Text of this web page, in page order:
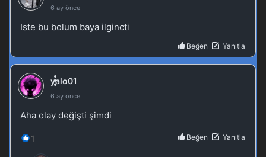
Tales of Herding Gods 43.Bölüm izle
Blm 42 - Ağustos 4, 2025
Tales of Herding Gods 41.Bölüm izle